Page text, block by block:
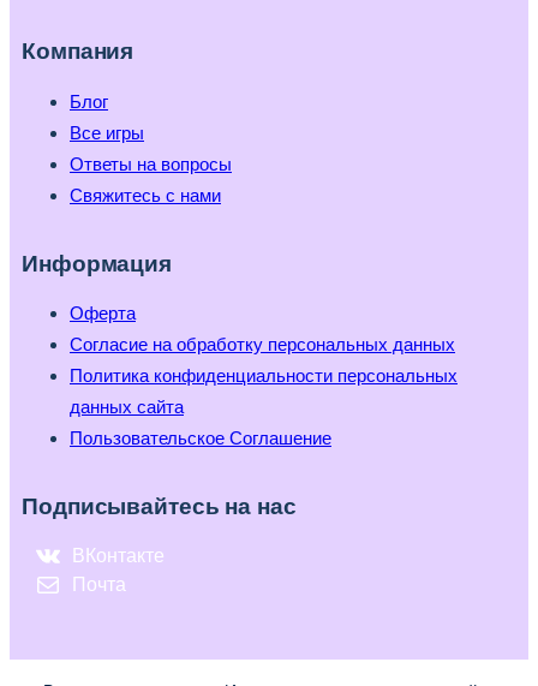
Компания
Блог
Все игры
Ответы на вопросы
Свяжитесь с нами
Информация
Оферта
Согласие на обработку персональных данных
Политика конфиденциальности персональных
данных сайта
Пользовательское Соглашение
Подписывайтесь на нас
ВКонтакте
Почта